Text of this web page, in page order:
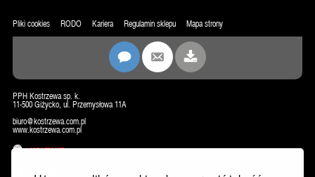
Pliki cookies RODO Kariera Regulamin sklepu Mapa strony
PPH Kostrzewa sp. k.
11-500 Giżycko, ul. Przemysłowa 11A
biuro@kostrzewa.com.pl
www.kostrzewa.com.pl
KONTAKT